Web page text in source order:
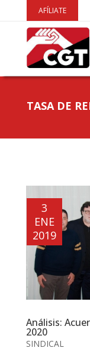
AFÍLIATE
TASA DE
Análisis:
2020
3
ENE
2019
SINDICAL